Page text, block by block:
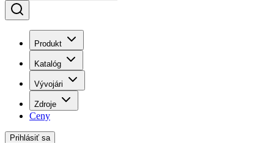
Produkt
Katalóg
Vývojári
Zdroje
Ceny
Prihlásiť sa